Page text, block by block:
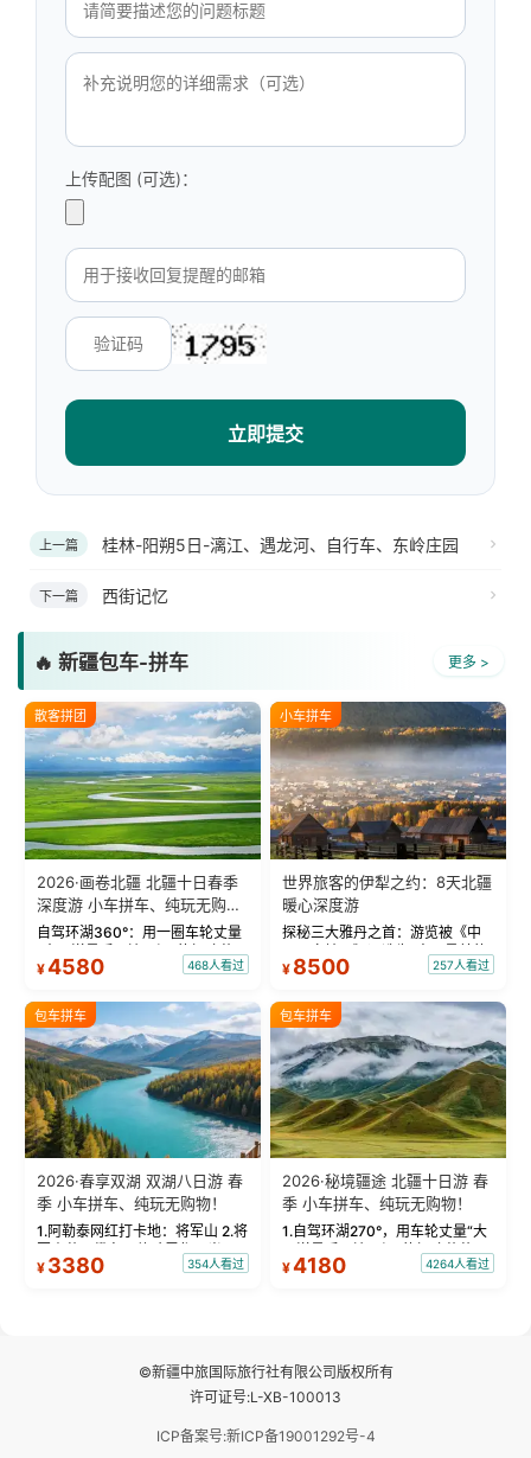
上传配图 (可选)：
立即提交
上一篇 桂林-阳朔5日-漓江、遇龙河、自行车、东岭庄园
下一篇 西街记忆
🔥 新疆包车-拼车 更多 >
散客拼团
2026·画卷北疆 北疆十日春季
深度游 小车拼车、纯玩无购
物！
自驾环湖360°：用一圈车轮丈量
“大西洋最后一滴眼泪”的极致蔚
蓝。 赛湖旅拍：甄选多款风格服
绝美瞬间。 赛湖坦克300跟车视
频：专业摄影师...
¥4580 468人看过
小车拼车
世界旅客的伊犁之约：8天北疆
暖心深度游
探秘三大雅丹之首：游览被《中
国国家地理》评选为“中国最美的
三大雅丹”第一名的克拉玛依魔鬼
瓦人最大村落——禾木村，欣赏
晨雾与小木...
¥ 8500 257人看过
包车拼车
2026·春享双湖 双湖八日游 春
季 小车拼车、纯玩无购物！
1.阿勒泰网红打卡地：将军山 2.将
军山落日缆车，体验雪都风光 3.
将军山，夕阳派对，蹦迪party 4.
¥ 3380 354人看过
包车拼车
2026·秘境疆途 北疆十日游 春
季 小车拼车、纯玩无购物！
1.自驾环湖270°，用车轮丈量“大
西洋最后一滴眼泪”的极致蔚蓝，
让雪山、花海与深邃湖水在转弯
¥4180 4264人看过
©新疆中旅国际旅行社有限公司版权所有
许可证号:L-XB-100013
ICP备案号:新ICP备19001292号-4